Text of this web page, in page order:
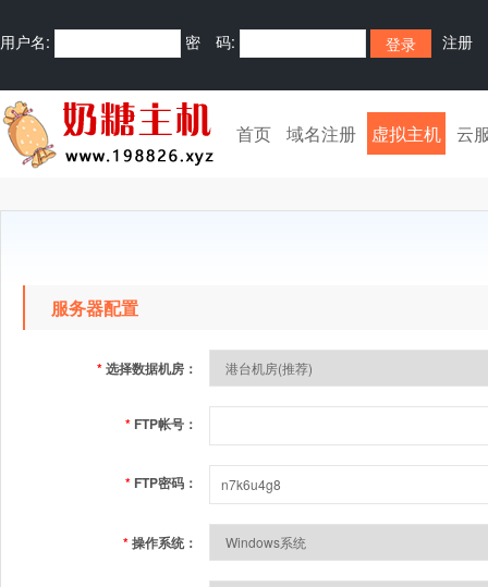
用户名: 密 码: 注册
首页 域名注册 虚拟主机 云
服务器配置
*选择数据机房：
* FTP帐号：
* FTP密码：
*操作系统：